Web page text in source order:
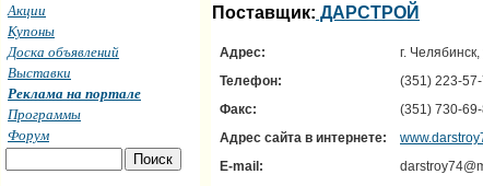
Поставщик: ДАРСТРОЙ
Адрес:
г.
Телефон:
(351) 223-
Факс:
(351) 730-
Адрес сайта в интернете:
E-mail:
Акции
Купоны
Доска объявлений
Выставки
Реклама на портале
Программы
Форум